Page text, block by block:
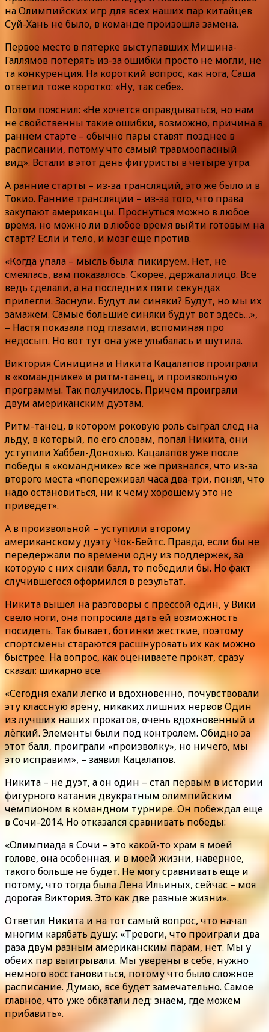
на Олимпийских игр для всех наших пар китайцев
Суй-Хань не было, в команде произошла замена.
Первое место в пятерке выступавших Мишина-
Галлямов потерять из-за ошибки просто не могли, не
та конкуренция. На короткий вопрос, как нога, Саша
ответил тоже коротко: «Ну, так себе».
Потом пояснил: «Не хочется оправдываться, но нам
не свойственны такие ошибки, возможно, причина в
раннем старте – обычно пары ставят позднее в
расписании, потому что самый травмоопасный
вид». Встали в этот день фигуристы в четыре утра.
А ранние старты – из-за трансляций, это же было и в
Токио. Ранние трансляции – из-за того, что права
закупают американцы. Проснуться можно в любое
время, но можно ли в любое время выйти готовым на
старт? Если и тело, и мозг еще против.
«Когда упала – мысль была: пикируем. Нет, не
смеялась, вам показалось. Скорее, держала лицо. Все
ведь сделали, а на последних пяти секундах
прилегли. Заснули. Будут ли синяки? Будут, но мы их
замажем. Самые большие синяки будут вот здесь…»,
– Настя показала под глазами, вспоминая про
недосып. Но вот тут она уже улыбалась и шутила.
Виктория Синицина и Никита Кацалапов проиграли
в «команднике» и ритм-танец, и произвольную
программы. Так получилось. Причем проиграли
двум американским дуэтам.
Ритм-танец, в котором роковую роль сыграл след на
льду, в который, по его словам, попал Никита, они
уступили Хаббел-Донохью. Кацалапов уже после
победы в «команднике» все же признался, что из-за
второго места «попереживал часа два-три, понял, что
надо остановиться, ни к чему хорошему это не
приведет».
А в произвольной – уступили второму
американскому дуэту Чок-Бейтс. Правда, если бы не
передержали по времени одну из поддержек, за
которую с них сняли балл, то победили бы. Но факт
случившегося оформился в результат.
Никита вышел на разговоры с прессой один, у Вики
свело ноги, она попросила дать ей возможность
посидеть. Так бывает, ботинки жесткие, поэтому
спортсмены стараются расшнуровать их как можно
быстрее. На вопрос, как оцениваете прокат, сразу
сказал: шикарно все.
«Сегодня ехали легко и вдохновенно, почувствовали
эту классную арену, никаких лишних нервов Один
из лучших наших прокатов, очень вдохновенный и
лёгкий. Элементы были под контролем. Обидно за
этот балл, проиграли «произволку», но ничего, мы
это исправим», – заявил Кацалапов.
Никита – не дуэт, а он один – стал первым в истории
фигурного катания двукратным олимпийским
чемпионом в командном турнире. Он побеждал еще
в Сочи-2014. Но отказался сравнивать победы:
«Олимпиада в Сочи – это какой-то храм в моей
голове, она особенная, и в моей жизни, наверное,
такого больше не будет. Не могу сравнивать еще и
потому, что тогда была Лена Ильиных, сейчас – моя
дорогая Виктория. Это как две разные жизни».
Ответил Никита и на тот самый вопрос, что начал
многим карябать душу: «Тревоги, что проиграли два
раза двум разным американским парам, нет. Мы у
обеих пар выигрывали. Мы уверены в себе, нужно
немного восстановиться, потому что было сложное
расписание. Думаю, все будет замечательно. Самое
главное, что уже обкатали лед: знаем, где можем
прибавить».